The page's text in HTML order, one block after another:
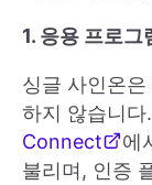
1. 응용 프로
싱글 사인온
하지 않습니
Connect
에
불리며, 인증